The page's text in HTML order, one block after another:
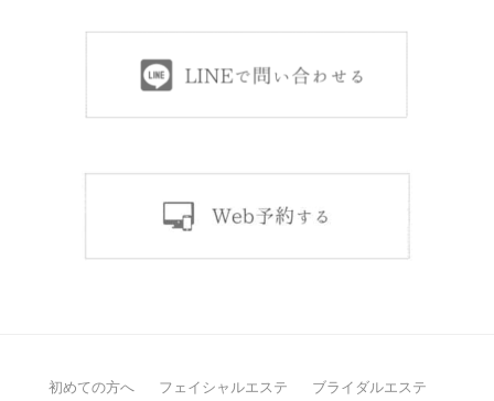
初めての方へ フェイシャルエステ ブライダルエステ